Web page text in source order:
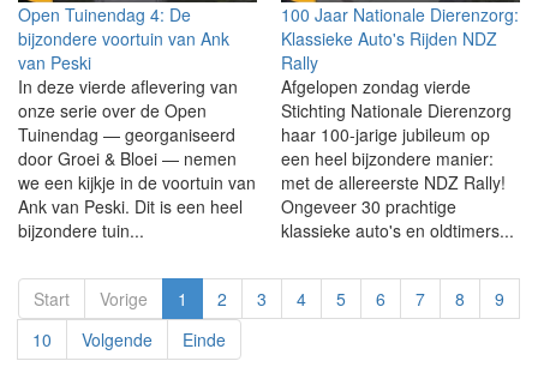
Open Tuinendag 4: De
bijzondere voortuin van Ank
van Peski
In deze vierde aflevering van
onze serie over de Open
Tuinendag — georganiseerd
door Groei & Bloei — nemen
we een kijkje in de voortuin van
Ank van Peski. Dit is een heel
bijzondere tuin...
100 Jaar Nationale Dierenzorg:
Klassieke Auto's Rijden NDZ
Rally
Afgelopen zondag vierde
Stichting Nationale Dierenzorg
haar 100-jarige jubileum op
een heel bijzondere manier:
met de allereerste NDZ Rally!
Ongeveer 30 prachtige
klassieke auto's en oldtimers...
Start Vorige 1 2 3 4 5 6 7 8
9
10
Volgende Einde